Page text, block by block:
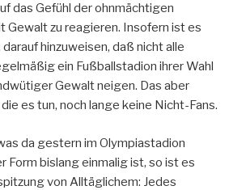
das Gefühl der ohnmächtigen
Gewalt zu reagieren. Insofern ist es
hinzuweisen, daß nicht alle
ein Fußballstadion ihrer Wahl
Gewalt neigen. Das aber
es tun, noch lange keine Nicht-Fans.
da gestern im Olympiastadion
Form bislang einmalig ist, so ist es
von Alltäglichem: Jedes